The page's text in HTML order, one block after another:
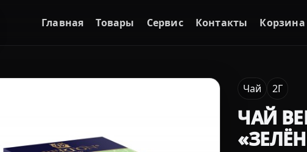
Главная Товары Сервис Контакты Корзина
Чай 2Г
ЧАЙ